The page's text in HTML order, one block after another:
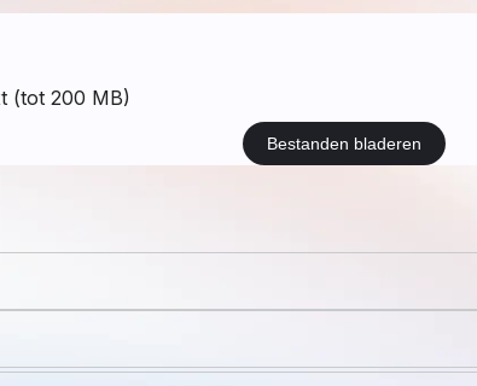
(tot 200 MB)
Bestanden bladeren